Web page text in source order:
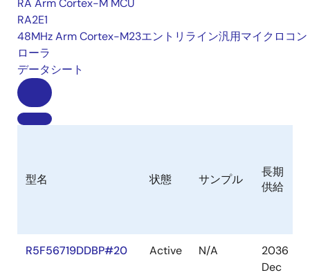
RA Arm Cortex-M MCU
RA2E1
48MHz Arm Cortex-M23エントリライン汎用マイクロコン
ローラ
データシート
型名 状態 サンプル
長期
供給
R5F56719DDBP#20 Active N/A
2036
Dec